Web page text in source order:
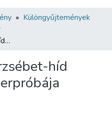
Különgyűjtemények
Jól sikerült az Erzsébet-híd legnagyobb teherpróbája
híd